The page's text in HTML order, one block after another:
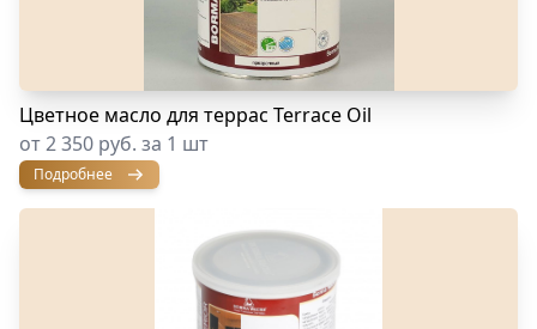
Цветное масло для террас Terrace Oil
от 2 350 руб. за 1 шт
Подробнее